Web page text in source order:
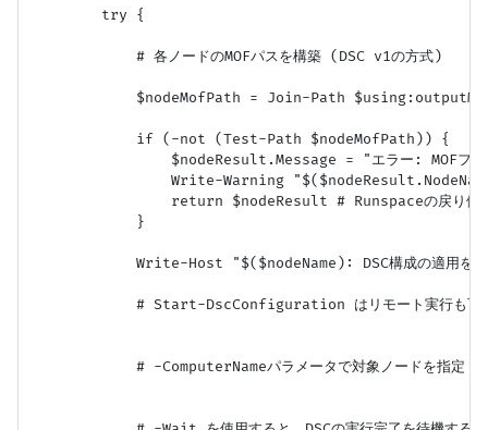
        try {
            # 各ノードのMOFパスを構築 (DSC v1の方式)
$nodeMofPath = Join-Path
            if (-not (Test-Path $nodeMofPath)) {
$nodeResult.Message = "エラー: MOFファ
Write-Warning
                return $nodeResult # Runspaceの戻り値
            }
Write-Host "$($nodeName): DSC構成の適用を
# Start-DscConfiguration はリモート実行も可
            # -ComputerNameパラメータで対象ノードを指定